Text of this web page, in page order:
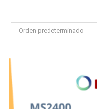
Orden predeterminado